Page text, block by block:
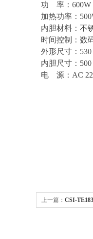
功 率： 600W
加热功率：
内胆材料：不
时间控制：数
外形尺寸：
内胆尺寸：
电 源： AC
上一篇： CSI-